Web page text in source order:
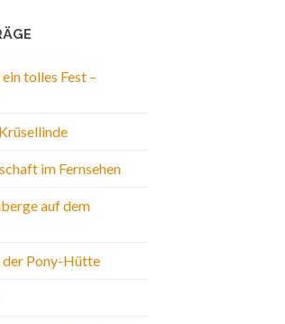
tolles Fest –
im Fernsehen
auf dem
der Pony-Hütte